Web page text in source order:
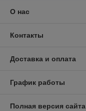
О нас
Контакты
Доставка и оплата
График работы
Полная версия сайта